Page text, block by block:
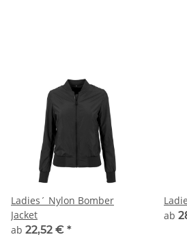
Ladies´ Nylon Bomber
Jacket
ab 22,52 € *
ab